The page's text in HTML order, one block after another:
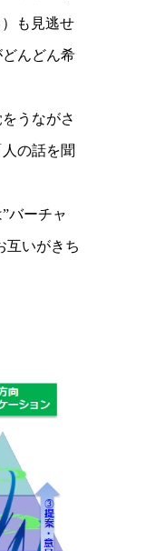
も見逃せ
んどん希
うながさ
の話を聞
バーチャ
互いがきち